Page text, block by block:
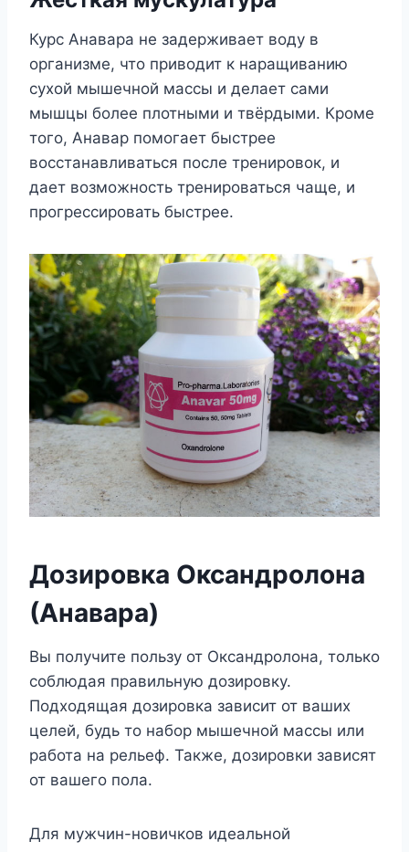
Курс Анавара не задерживает воду в
организме, что приводит к наращиванию
сухой мышечной массы и делает сами
мышцы более плотными и твёрдыми. Кроме
того, Анавар помогает быстрее
восстанавливаться после тренировок, и
дает возможность тренироваться чаще, и
прогрессировать быстрее.
Дозировка Оксандролона
(Анавара)
Вы получите пользу от Оксандролона, только
соблюдая правильную дозировку.
Подходящая дозировка зависит от ваших
целей, будь то набор мышечной массы или
работа на рельеф. Также, дозировки зависят
от вашего пола.
Для мужчин-новичков идеальной